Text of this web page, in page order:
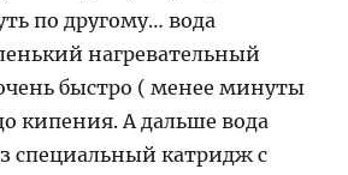
по другому… вода
нагревательный
быстро ( менее минуты
кипения. А дальше вода
специальный катридж с